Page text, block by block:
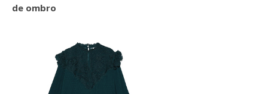
de ombro